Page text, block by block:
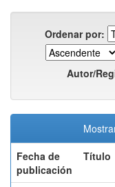
Ordenar por:
Autor/
Fecha de
publicación
Título